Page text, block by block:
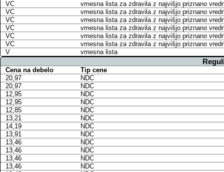
VC
vmesna lista za zdravila z najvišjo priznano
VC
vmesna lista za zdravila z najvišjo priznano
VC
vmesna lista za zdravila z najvišjo priznano
VC
vmesna lista za zdravila z najvišjo priznano
VC
vmesna lista za zdravila z najvišjo priznano
VC
vmesna lista za zdravila z najvišjo priznano
V
vmesna lista
Cena na debelo
Tip cene
20,97
NDC
20,97
NDC
12,95
NDC
12,95
NDC
12,85
NDC
13,21
NDC
14,19
NDC
13,91
NDC
13,46
NDC
13,46
NDC
13,46
NDC
13,46
NDC